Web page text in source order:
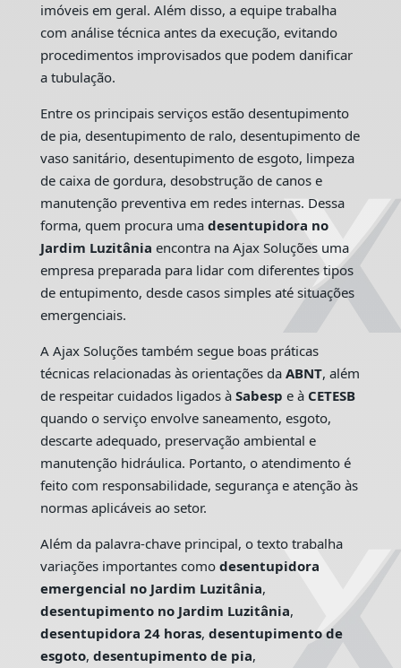
imóveis em geral. Além disso, a equipe trabalha
com análise técnica antes da execução, evitando
procedimentos improvisados que podem danificar
a tubulação.
Entre os principais serviços estão desentupimento
de pia, desentupimento de ralo, desentupimento de
vaso sanitário, desentupimento de esgoto, limpeza
de caixa de gordura, desobstrução de canos e
manutenção preventiva em redes internas. Dessa
forma, quem procura uma desentupidora no
Jardim Luzitânia encontra na Ajax Soluções uma
empresa preparada para lidar com diferentes tipos
de entupimento, desde casos simples até situações
emergenciais.
A Ajax Soluções também segue boas práticas
técnicas relacionadas às orientações da ABNT, além
de respeitar cuidados ligados à Sabesp e à CETESB
quando o serviço envolve saneamento, esgoto,
descarte adequado, preservação ambiental e
manutenção hidráulica. Portanto, o atendimento é
feito com responsabilidade, segurança e atenção às
normas aplicáveis ao setor.
Além da palavra-chave principal, o texto trabalha
variações importantes como desentupidora
emergencial no Jardim Luzitânia,
desentupimento no Jardim Luzitânia,
desentupidora 24 horas, desentupimento de
esgoto, desentupimento de pia,